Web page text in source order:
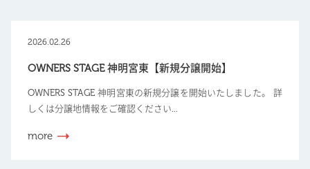
2026.02.26
OWNERS STAGE 神明宮東【新規分譲開始】
OWNERS STAGE 神明宮東の新規分譲を開始いたしました。 詳
しくは分譲地情報をご確認ください...
more